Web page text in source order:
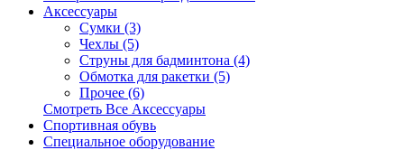
Аксессуары
Сумки (3)
Чехлы (5)
Струны для бадминтона (4)
Обмотка для ракетки (5)
Прочее (6)
Смотреть Все Аксессуары
Спортивная обувь
Специальное оборудование